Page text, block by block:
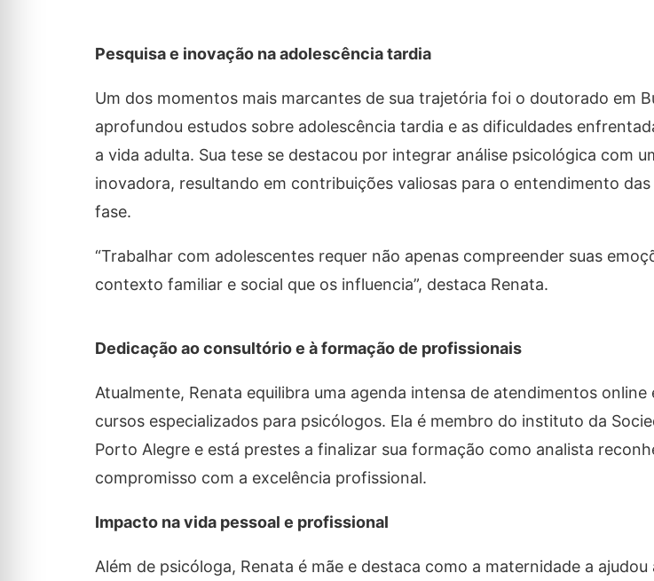
Pesquisa e inovação na adolescência tardia
Um dos momentos mais marcantes de sua trajetória foi o doutorado em
aprofundou estudos sobre adolescência tardia e as dificuldades
a vida adulta. Sua tese se destacou por integrar análise psicológica com
inovadora, resultando em contribuições valiosas para o entendimento
fase.
“Trabalhar com adolescentes requer não apenas compreender suas
contexto familiar e social que os influencia”, destaca Renata.
Dedicação ao consultório e à formação de profissionais
Atualmente, Renata equilibra uma agenda intensa de atendimentos
cursos especializados para psicólogos. Ela é membro do instituto da
Porto Alegre e está prestes a finalizar sua formação como analista
compromisso com a excelência profissional.
Impacto na vida pessoal e profissional
Além de psicóloga, Renata é mãe e destaca como a maternidade a